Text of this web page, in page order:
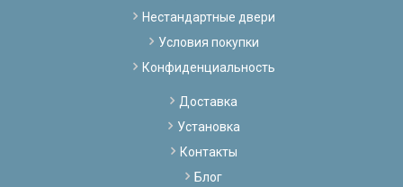
Нестандартные двери
Условия покупки
Конфиденциальность
Доставка
Установка
Контакты
Блог